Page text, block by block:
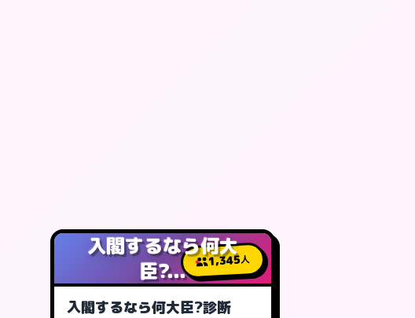
入閣するなら何大
臣?...
1,345人
入閣するなら何大臣?診断